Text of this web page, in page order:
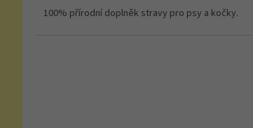
100% přírodní doplněk stravy pro psy a kočky.